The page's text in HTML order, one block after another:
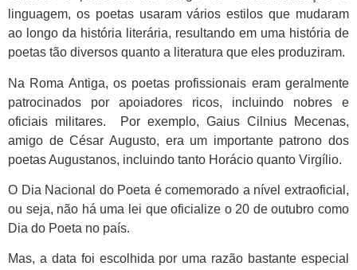
linguagem, os poetas usaram vários estilos que mudaram
ao longo da história literária, resultando em uma história de
poetas tão diversos quanto a literatura que eles produziram.
Na Roma Antiga, os poetas profissionais eram geralmente
patrocinados por apoiadores ricos, incluindo nobres e
oficiais militares. Por exemplo, Gaius Cilnius Mecenas,
amigo de César Augusto, era um importante patrono dos
poetas Augustanos, incluindo tanto Horácio quanto Virgílio.
O Dia Nacional do Poeta é comemorado a nível extraoficial,
ou seja, não há uma lei que oficialize o 20 de outubro como
Dia do Poeta no país.
Mas, a data foi escolhida por uma razão bastante especial